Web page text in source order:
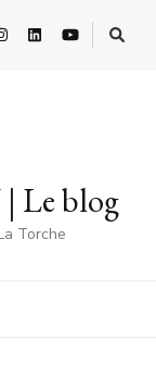
Le blog
Torche